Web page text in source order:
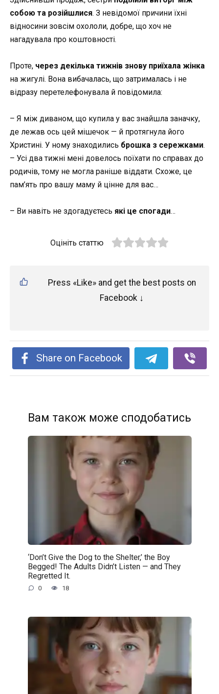
собою та розійшлися. З невідомої причини їхні
відносини зовсім охололи, добре, що хоч не
нагадувала про коштовності.
Проте, через декілька тижнів знову приїхала жінка
на жигулі. Вона вибачалась, що затрималась і не
відразу перетелефонувала й повідомила:
– Я між диваном, що купила у вас знайшла заначку,
де лежав ось цей мішечок — й протягнула його
Христині. У ному знаходились брошка з сережками.
– Усі два тижні мені довелось поїхати по справах до
родичів, тому не могла раніше віддати. Схоже, це
пам’ять про вашу маму й цінне для вас…
– Ви навіть не здогадуєтесь які це спогади…
Оцініть статтю
Press «Like» and get the best posts on
Facebook ↓
Share on Facebook
Вам також може сподобатись
‘Don’t Give the Dog to the Shelter,’ the Boy
Begged! The Adults Didn’t Listen — and They
Regretted It.
0 18